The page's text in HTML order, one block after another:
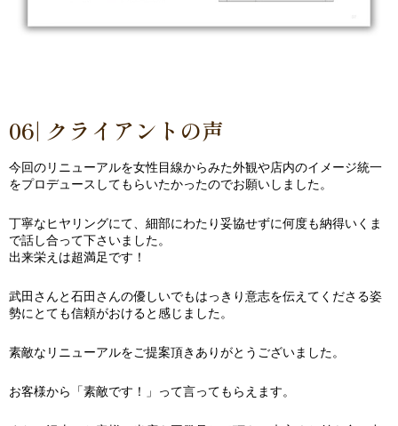
06| クライアントの声
今回のリニューアルを女性目線からみた外観や店内のイメージ統一
をプロデュースしてもらいたかったのでお願いしました。
丁寧なヒヤリングにて、細部にわたり妥協せずに何度も納得いくま
で話し合って下さいました。
出来栄えは超満足です！
武田さんと石田さんの優しいでもはっきり意志を伝えてくださる姿
勢にとても信頼がおけると感じました。
素敵なリニューアルをご提案頂きありがとうございました。
お客様から「素敵です！」って言ってもらえます。